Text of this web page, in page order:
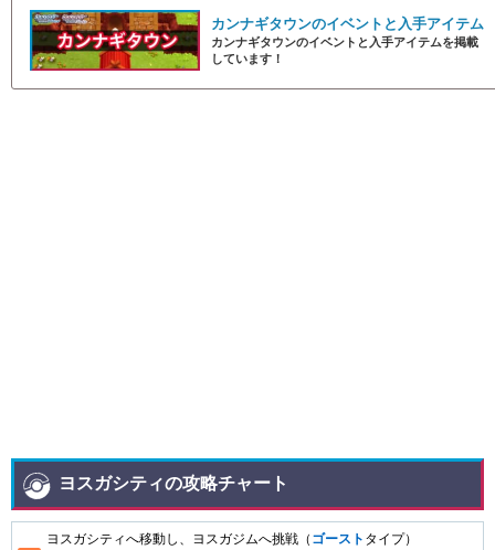
カンナギタウンのイベントと入手アイテム
カンナギタウンのイベントと入手アイテムを掲載
しています！
ヨスガシティの攻略チャート
ヨスガシティへ移動し、ヨスガジムへ挑戦（ ゴースト タイプ）